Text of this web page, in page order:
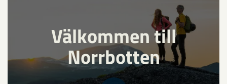
Välkommen till
Norrbotten